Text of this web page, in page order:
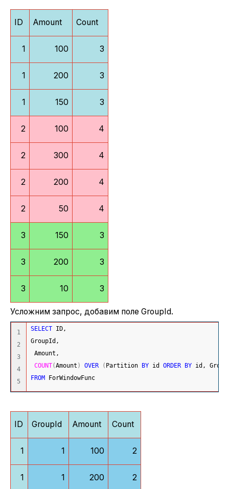
ID Amount Count
1 100 3
1 200 3
1 150 3
2 100 4
2 300 4
2 200 4
2 50 4
3 150 3
3 200 3
3 10 3
Усложним запрос, добавим поле GroupId.
1
2
3
4
SELECT ID,
GroupId,
Amount,
COUNT(Amount ) OVER ( Partition BY id ORDER BY id,
FROM ForWindowFunc
ID GroupId Amount Count
1 1 100 2
1 1 200 2